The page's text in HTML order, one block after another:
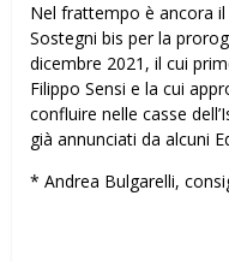
Nel frattempo è ancora
Sostegni bis per la
dicembre 2021, il cui
Filippo Sensi e la cui
confluire nelle casse
già annunciati da alcuni
* Andrea Bulgarelli,